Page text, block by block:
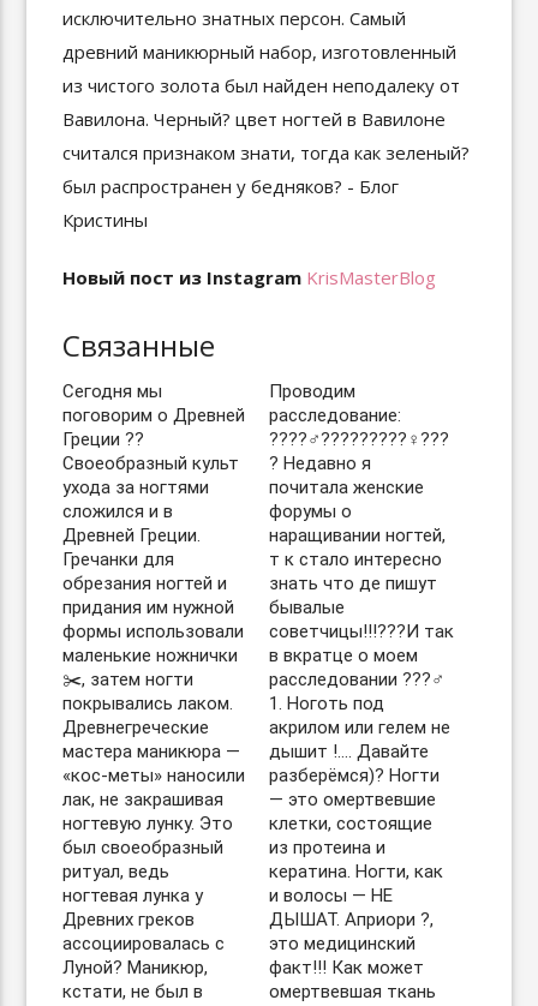
Новый пост из Instagram KrisMasterBlog
Связанные
Сегодня мы
поговорим о Древней
Греции ??
Своеобразный культ
ухода за ногтями
сложился и в
Древней Греции.
Гречанки для
обрезания ногтей и
придания им нужной
формы использовали
маленькие ножнички
✂️, затем ногти
покрывались лаком.
Древнегреческие
мастера маникюра —
«кос-меты» наносили
лак, не закрашивая
ногтевую лунку. Это
был своеобразный
ритуал, ведь
ногтевая лунка у
Древних греков
ассоциировалась с
Луной? Маникюр,
кстати, не был в
Проводим
расследование:
????‍♂️?????????‍♀️??‍?
? Недавно я
почитала женские
форумы о
наращивании ногтей,
т к стало интересно
знать что де пишут
бывалые
советчицы!!!???И так
в вкратце о моем
расследовании ???‍♂️
1. Ноготь под
акрилом или гелем не
дышит !…. Давайте
разберёмся)? Ногти
— это омертвевшие
клетки, состоящие
из протеина и
кератина. Ногти, как
и волосы — НЕ
ДЫШАТ. Априори ?,
это медицинский
факт!!! Как может
омертвевшая ткань